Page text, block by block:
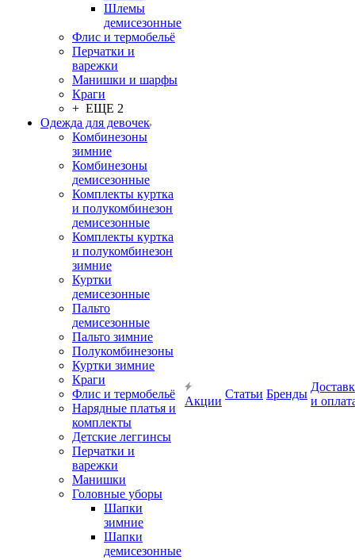
Шлемы
демисезонные
Флис и термобельё
Перчатки и
варежки
Манишки и шарфы
Краги
+ ЕЩЕ 2
Одежда для девочек
Комбинезоны
зимние
Комбинезоны
демисезонные
Комплекты куртка
и полукомбинезон
демисезонные
Комплекты куртка
и полукомбинезон
зимние
Куртки
демисезонные
Пальто
демисезонные
Пальто зимние
Полукомбинезоны
Куртки зимние
Краги
Флис и термобельё
Нарядные платья и
комплекты
Детские леггинсы
Перчатки и
варежки
Манишки
Головные уборы
Шапки
зимние
Шапки
демисезонные
Акции
Статьи Бренды
и